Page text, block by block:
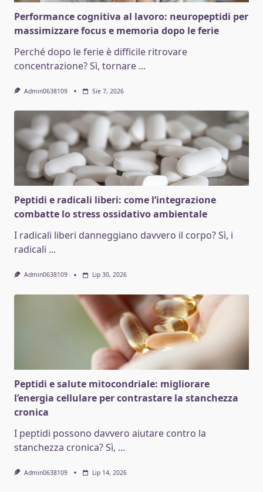
Performance cognitiva al lavoro: neuropeptidi per
massimizzare focus e memoria dopo le ferie
Perché dopo le ferie è difficile ritrovare
concentrazione? Sì, tornare ...
Admin0638109 Sie 7, 2026
Peptidi e radicali liberi: come l’integrazione
combatte lo stress ossidativo ambientale
I radicali liberi danneggiano davvero il corpo? Sì, i
radicali ...
Admin0638109 Lip 30, 2026
Peptidi e salute mitocondriale: migliorare
l’energia cellulare per contrastare la stanchezza
cronica
I peptidi possono davvero aiutare contro la
stanchezza cronica? Sì, ...
Admin0638109 Lip 14, 2026